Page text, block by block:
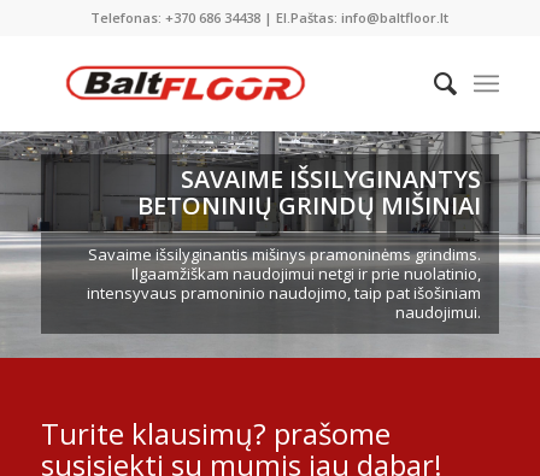
Telefonas: +370 686 34438 | El.Paštas: info@baltfloor.lt
SAVAIME IŠSILYGINANTYS
BETONINIŲ GRINDŲ MIŠINIAI
Savaime išsilyginantis mišinys pramoninėms grindims.
Ilgaamžiškam naudojimui netgi ir prie nuolatinio,
intensyvaus pramoninio naudojimo, taip pat išošiniam
naudojimui.
Turite klausimų? prašome
susisiekti su mumis jau dabar!